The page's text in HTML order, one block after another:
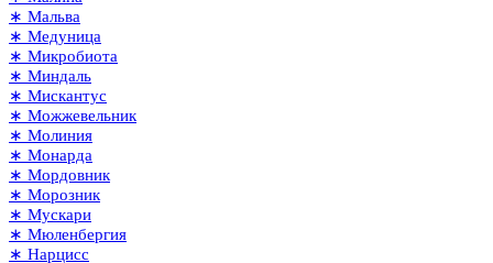
∗ Мальва
∗ Медуница
∗ Микробиота
∗ Миндаль
∗ Мискантус
∗ Можжевельник
∗ Молиния
∗ Монарда
∗ Мордовник
∗ Морозник
∗ Мускари
∗ Мюленбергия
∗ Нарцисс